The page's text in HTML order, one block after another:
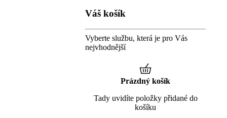
Váš košík
Vyberte službu, která je pro Vás
nejvhodnější
Prázdný košík
Tady uvidíte položky přidané do
košíku